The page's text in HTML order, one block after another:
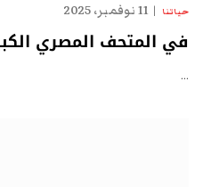
حياتنا 11 نوفمبر، 2025
في المتحف المصري
…